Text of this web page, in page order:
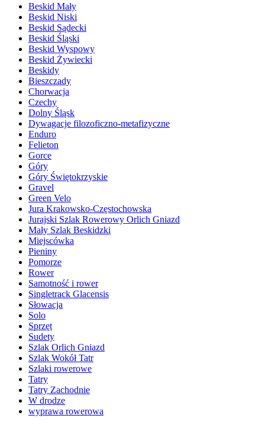
Beskid Mały
Beskid Niski
Beskid Sądecki
Beskid Śląski
Beskid Wyspowy
Beskid Żywiecki
Beskidy
Bieszczady
Chorwacja
Czechy
Dolny Śląsk
Dywagacje filozoficzno-metafizyczne
Enduro
Felieton
Gorce
Góry
Góry Świętokrzyskie
Gravel
Green Velo
Jura Krakowsko-Częstochowska
Jurajski Szlak Rowerowy Orlich Gniazd
Mały Szlak Beskidzki
Miejscówka
Pieniny
Pomorze
Rower
Samotność i rower
Singletrack Glacensis
Słowacja
Solo
Sprzęt
Sudety
Szlak Orlich Gniazd
Szlak Wokół Tatr
Szlaki rowerowe
Tatry
Tatry Zachodnie
W drodze
wyprawa rowerowa